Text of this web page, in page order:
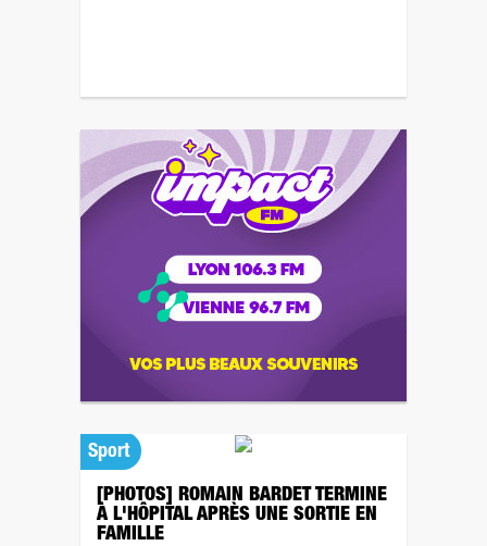
Sport
[PHOTOS] ROMAIN BARDET TERMINE
À L'HÔPITAL APRÈS UNE SORTIE EN
FAMILLE